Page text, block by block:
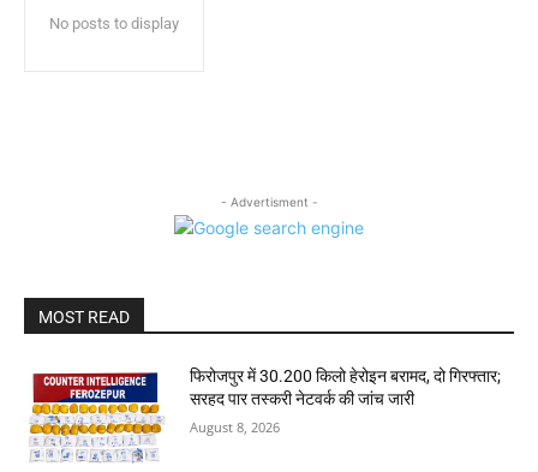
No posts to display
- Advertisment -
MOST READ
फिरोजपुर में 30.200 किलो हेरोइन बरामद, दो गिरफ्तार;
सरहद पार तस्करी नेटवर्क की जांच जारी
August 8, 2026